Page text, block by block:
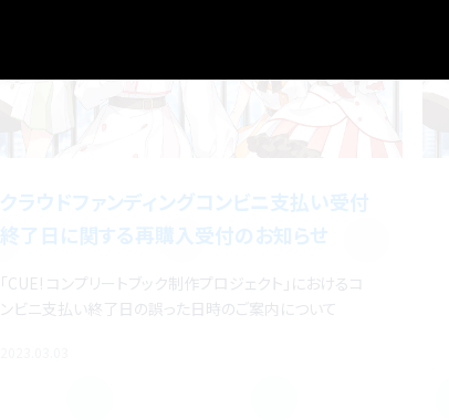
クラウドファンディングコンビニ支払い受付
終了日に関する再購入受付のお知らせ
「CUE! コンプリートブック制作プロジェクト」におけるコ
ンビニ支払い終了日の誤った日時のご案内について